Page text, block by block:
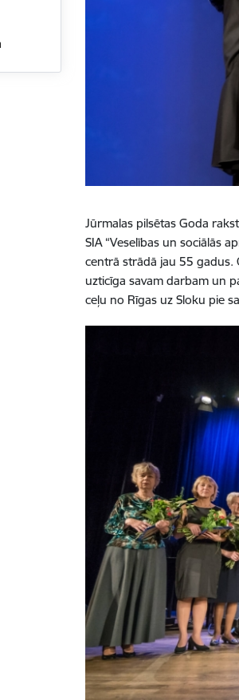
Jūrmalas pilsētas Goda
SIA “Veselības un sociālās
centrā strādā jau 55 gadus.
uzticīga savam darbam un
ceļu no Rīgas uz Sloku pie